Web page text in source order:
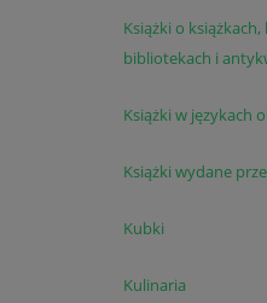
Książki o
bibliotekach i
Książki w językach
Książki wydane
Kubki
Kulinaria